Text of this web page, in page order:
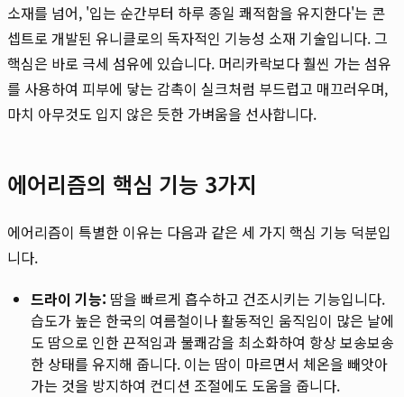
소재를 넘어, '입는 순간부터 하루 종일 쾌적함을 유지한다'는 콘
셉트로 개발된 유니클로의 독자적인 기능성 소재 기술입니다. 그
핵심은 바로 극세 섬유에 있습니다. 머리카락보다 훨씬 가는 섬유
를 사용하여 피부에 닿는 감촉이 실크처럼 부드럽고 매끄러우며,
마치 아무것도 입지 않은 듯한 가벼움을 선사합니다.
에어리즘의 핵심 기능 3가지
에어리즘이 특별한 이유는 다음과 같은 세 가지 핵심 기능 덕분입
니다.
드라이 기능: 땀을 빠르게 흡수하고 건조시키는 기능입니다.
습도가 높은 한국의 여름철이나 활동적인 움직임이 많은 날에
도 땀으로 인한 끈적임과 불쾌감을 최소화하여 항상 보송보송
한 상태를 유지해 줍니다. 이는 땀이 마르면서 체온을 빼앗아
가는 것을 방지하여 컨디션 조절에도 도움을 줍니다.